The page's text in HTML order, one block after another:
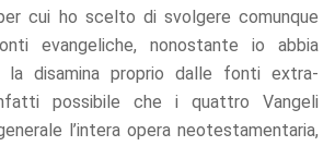
cui ho scelto di svolgere comunque
evangeliche, nonostante io abbia
la disamina proprio dalle fonti extra-
possibile che i quattro Vangeli
l’intera opera neotestamentaria,